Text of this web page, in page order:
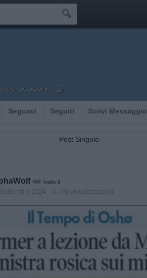

uuuuuhh 🐺
Seguaci Seguiti Scrivi Messaggio
Post Singolo
livello 9
2024 - 6.776 visualizzazioni